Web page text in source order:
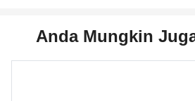
Anda Mungkin